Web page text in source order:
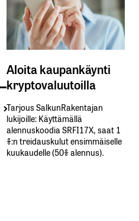
Aloita kaupankäynti
kryptovaluutoilla
Tarjous SalkunRakentajan
lukijoille: Käyttämällä​ ​
alennuskoodia​ ​SRFI17X,​ ​saat​ ​1
%:n treidauskulut​ ​ensimmäiselle​ ​
kuukaudelle​ ​(50%​ ​alennus).